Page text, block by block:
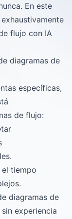
En este
flujo con IA
diagramas de
específicas,
de flujo:
el tiempo
diagramas de
experiencia